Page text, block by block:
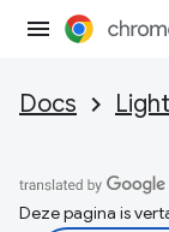
Docs
Deze pagina is